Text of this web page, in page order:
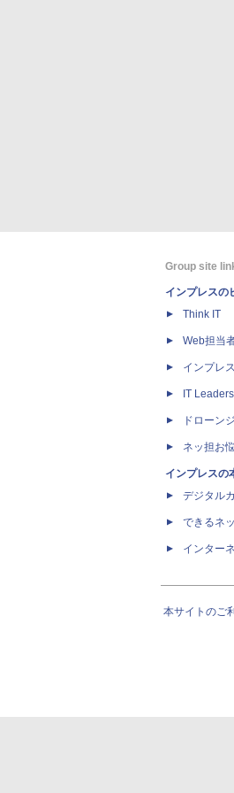
Group site
インプレスの
Think IT
Web担当
インプレ
IT Leaders
ドローン
ネッ担お
インプレスの
デジタル
できるネ
インター
本サイトのご